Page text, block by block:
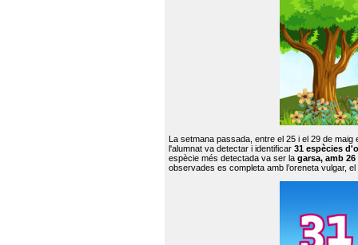
La setmana passada, entre el 25 i el 29 de
l'alumnat va detectar i identificar 31 espècies
espècie més detectada va ser la garsa, amb
observades es completa amb l’oreneta vulgar,